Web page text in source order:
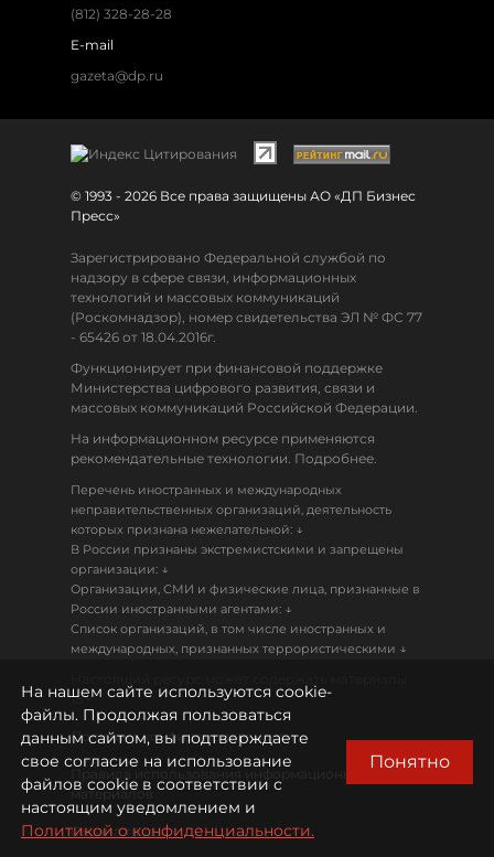
(812) 328-28-28
E-mail
gazeta@dp.ru
© 1993 - 2026 Все права защищены АО «ДП Бизнес
Пресс»
Зарегистрировано Федеральной службой по
надзору в сфере связи, информационных
технологий и массовых коммуникаций
(Роскомнадзор), номер свидетельства ЭЛ № ФС 77
- 65426 от 18.04.2016г.
Функционирует при финансовой поддержке
Министерства цифрового развития, связи и
массовых коммуникаций Российской Федерации.
На информационном ресурсе применяются
рекомендательные технологии. Подробнее.
Перечень иностранных и международных
неправительственных организаций, деятельность
которых признана нежелательной: ↓
В России признаны экстремистскими и запрещены
организации: ↓
Организации, СМИ и физические лица, признанные в
России иностранными агентами: ↓
Список организаций, в том числе иностранных и
международных, признанных террористическими ↓
18+
Политика конфиденциальности
Правила использования информационных
материалов
Охрана труда
На нашем сайте используются cookie-
файлы. Продолжая пользоваться
данным сайтом, вы подтверждаете
свое согласие на использование
файлов cookie в соответствии с
настоящим уведомлением и
Политикой о конфиденциальности.
Понятно